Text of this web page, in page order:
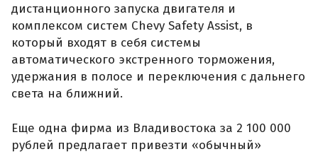
дистанционного запуска двигателя и
комплексом систем Chevy Safety Assist, в
который входят в себя системы
автоматического экстренного торможения,
удержания в полосе и переключения с дальнего
света на ближний.
Еще одна фирма из Владивостока за 2 100 000
рублей предлагает привезти «обычный»